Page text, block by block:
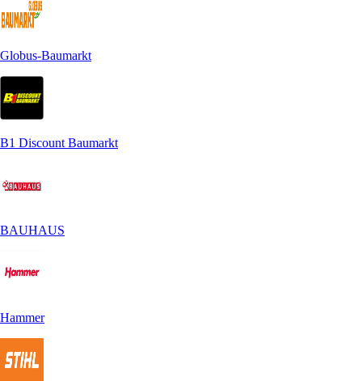
Globus-Baumarkt
B1 Discount Baumarkt
BAUHAUS
Hammer